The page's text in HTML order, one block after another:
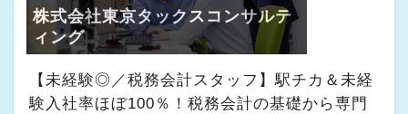
はすぐ聞けるのがいいですね。
経験と知識をつけて、お客様から頼られる存
在、後輩の手本になるような存在になれるよう
に頑張っています。
consulting.com/recruit/environment/benefits）
【成長のための5つのこだわりを大事にしていま
す】
私たちと一緒に成長しながら働いてみません
か。
ご応募をお待ちしております！
株式会社東京タックスコンサルテ
ィング
【未経験◎／税務会計スタッフ】駅チカ＆未経
験入社率ほぼ100％！税務会計の基礎から専門